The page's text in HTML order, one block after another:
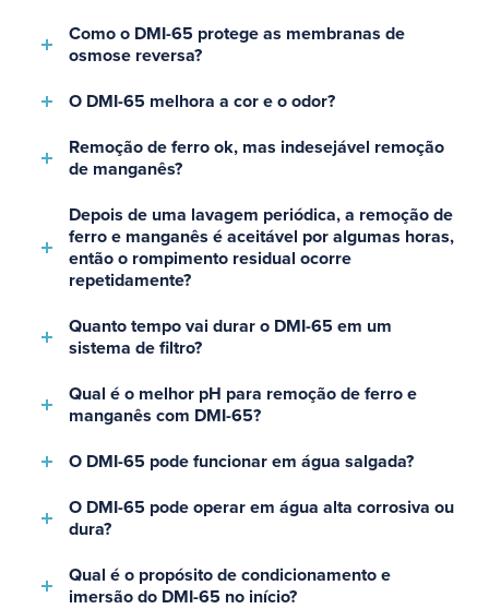
Como o DMI-65 protege as membranas de
osmose reversa?
O DMI-65 melhora a cor e o odor?
Remoção de ferro ok, mas indesejável remoção
de manganês?
Depois de uma lavagem periódica, a remoção de
ferro e manganês é aceitável por algumas horas,
então o rompimento residual ocorre
repetidamente?
Quanto tempo vai durar o DMI-65 em um
sistema de filtro?
Qual é o melhor pH para remoção de ferro e
manganês com DMI-65?
O DMI-65 pode funcionar em água salgada?
O DMI-65 pode operar em água alta corrosiva ou
dura?
Qual é o propósito de condicionamento e
imersão do DMI-65 no início?